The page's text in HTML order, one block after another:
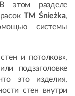
этом разделе
ТМ Śnieżka,
системы
и потолков»,
подзаголовке
это изделия,
стен внутри